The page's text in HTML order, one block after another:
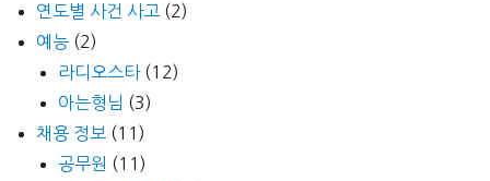
연도별 사건 사고 (2)
예능 (2)
라디오스타(12)
아는형님 (3)
채용 정보 (11)
공무원 (11)